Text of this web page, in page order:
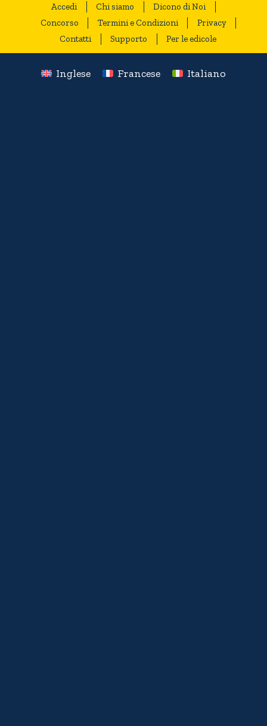
Accedi Chi siamo
Dicono di Noi
Concorso
Termini e Condizioni
Privacy
Contatti
Supporto Per le edicole
Inglese Francese Italiano